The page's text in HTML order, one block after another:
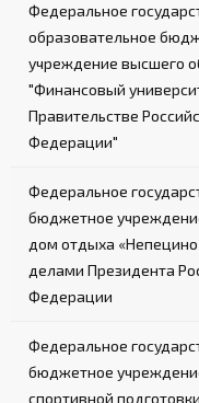
Федеральное
образовательное
учреждение высшего
"Финансовый
Правительстве
Федерации"
Федеральное
бюджетное
дом отдыха
делами Президента
Федерации
Федеральное
бюджетное
спортивной